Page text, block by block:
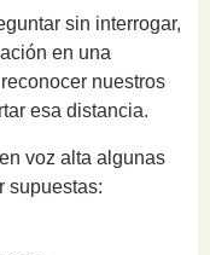
sin interrogar,
en una
nuestros
esa distancia.
voz alta algunas
supuestas: